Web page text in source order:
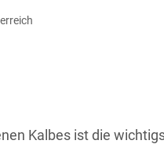
Kalbes ist die